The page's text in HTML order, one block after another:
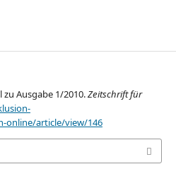
zu Ausgabe 1/2010.Zeitschrift für
online/article/view/146